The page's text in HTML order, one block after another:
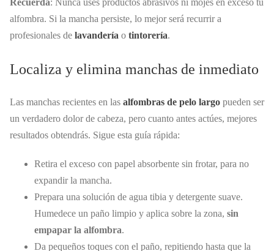
Recuerda: Nunca uses productos abrasivos ni mojes en exceso tu
alfombra. Si la mancha persiste, lo mejor será recurrir a
profesionales de lavandería o tintorería.
Localiza y elimina manchas de inmediato
Las manchas recientes en las alfombras de pelo largo pueden ser
un verdadero dolor de cabeza, pero cuanto antes actúes, mejores
resultados obtendrás. Sigue esta guía rápida:
Retira el exceso con papel absorbente sin frotar, para no
expandir la mancha.
Prepara una solución de agua tibia y detergente suave.
Humedece un paño limpio y aplica sobre la zona, sin
empapar la alfombra.
Da pequeños toques con el paño, repitiendo hasta que la